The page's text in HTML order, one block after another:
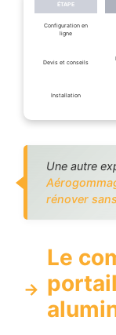
ÉTAPE
Configuration en
ligne
Devis et conseils
Installation
Une autre
rénover
Le